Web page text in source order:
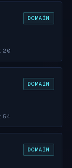
DOMAIN
DOMAIN
DOMAIN